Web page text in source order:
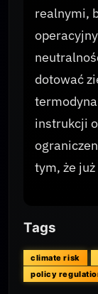
realnymi,
dotować
instrukcji
tym, że
Tags
climate risk
policy